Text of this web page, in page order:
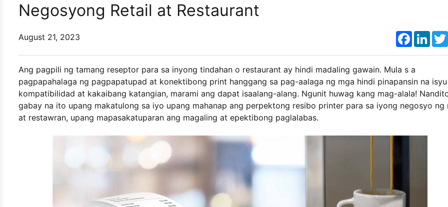
Negosyong Retail at Restaurant
August 21, 2023 Facebook
Ang pagpili ng tamang reseptor para sa inyong tindahan o restaurant ay hindi madaling gawain. Mula s a
pagpapahalaga ng pagpapatupad at konektibong print hanggang sa pag-aalaga ng mga hindi pinapansin na
kompatibilidad at kakaibang katangian, marami ang dapat isaalang-alang. Ngunit huwag kang mag-alala!
gabay na ito upang makatulong sa iyo upang mahanap ang perpektong resibo printer para sa iyong negosyo ng
at restawran, upang mapasakatuparan ang magaling at epektibong paglalabas.